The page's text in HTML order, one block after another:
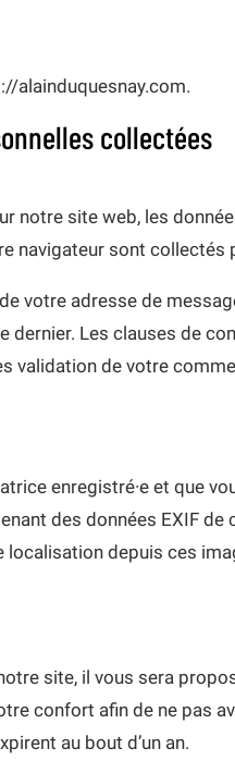
alainduquesnay.com.
collectées
notre site web, les
navigateur sont
votre adresse de
dernier. Les clauses de
de votre
enregistré·e et que
des données EXIF
localisation depuis ces
site, il vous sera
confort afin de ne pas
au bout d’un an.